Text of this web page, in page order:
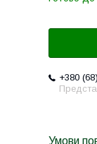
+380